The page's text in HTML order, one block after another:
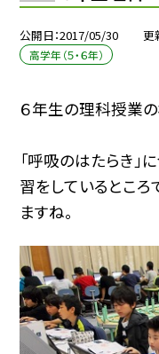
公開日 2017/05/30 更
高学年（５・６年）
６年生の理科授業の
「呼吸のはたらき」
習をしているとこ
ますね。